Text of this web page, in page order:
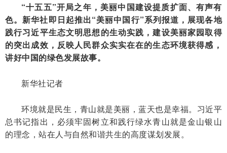
“十五五”开局之年，美丽中国建设提质扩面、有声有
色。新华社即日起推出“美丽中国行”系列报道，展现各地
践行习近平生态文明思想的生动实践，建设美丽家园取得
的突出成效，反映人民群众实实在在的生态环境获得感，
讲好中国的绿色发展故事。
新华社记者
环境就是民生，青山就是美丽，蓝天也是幸福。习近平
总书记指出，必须牢固树立和践行绿水青山就是金山银山
的理念，站在人与自然和谐共生的高度谋划发展。